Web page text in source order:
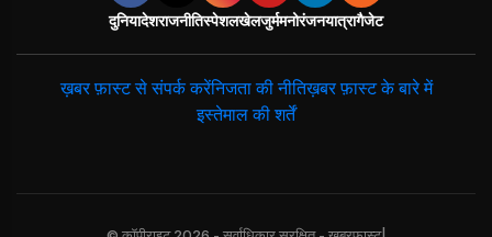
दुनियादेशराजनीतिस्पेशलखेलजुर्ममनोरंजनयात्रागैजेट
ख़बर फ़ास्ट से संपर्क करेंनिजता की नीतिख़बर फ़ास्ट के बारे में
इस्तेमाल की शर्तें